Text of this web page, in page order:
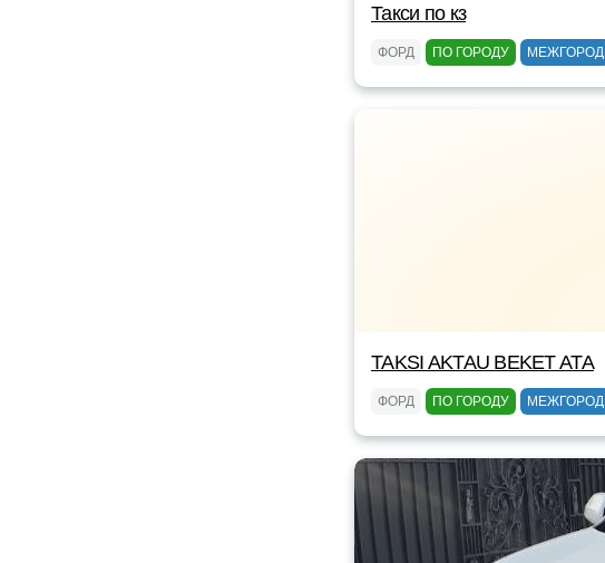
Такси по кз
ФОРД ПО ГОРОДУ МЕЖГОРОД
TAKSI AKTAU BEKET ATA
ФОРД ПО ГОРОДУ МЕЖГОРОД